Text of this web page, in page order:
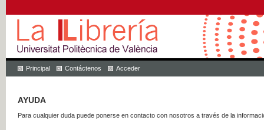
Principal Contáctenos Acceder
AYUDA
Para cualquier duda puede ponerse en contacto con nosotros a través de la